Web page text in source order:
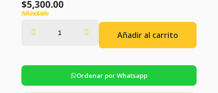
$5,300.00
IVA incluido
Añadir al carrito
Ordenar por Whatsapp